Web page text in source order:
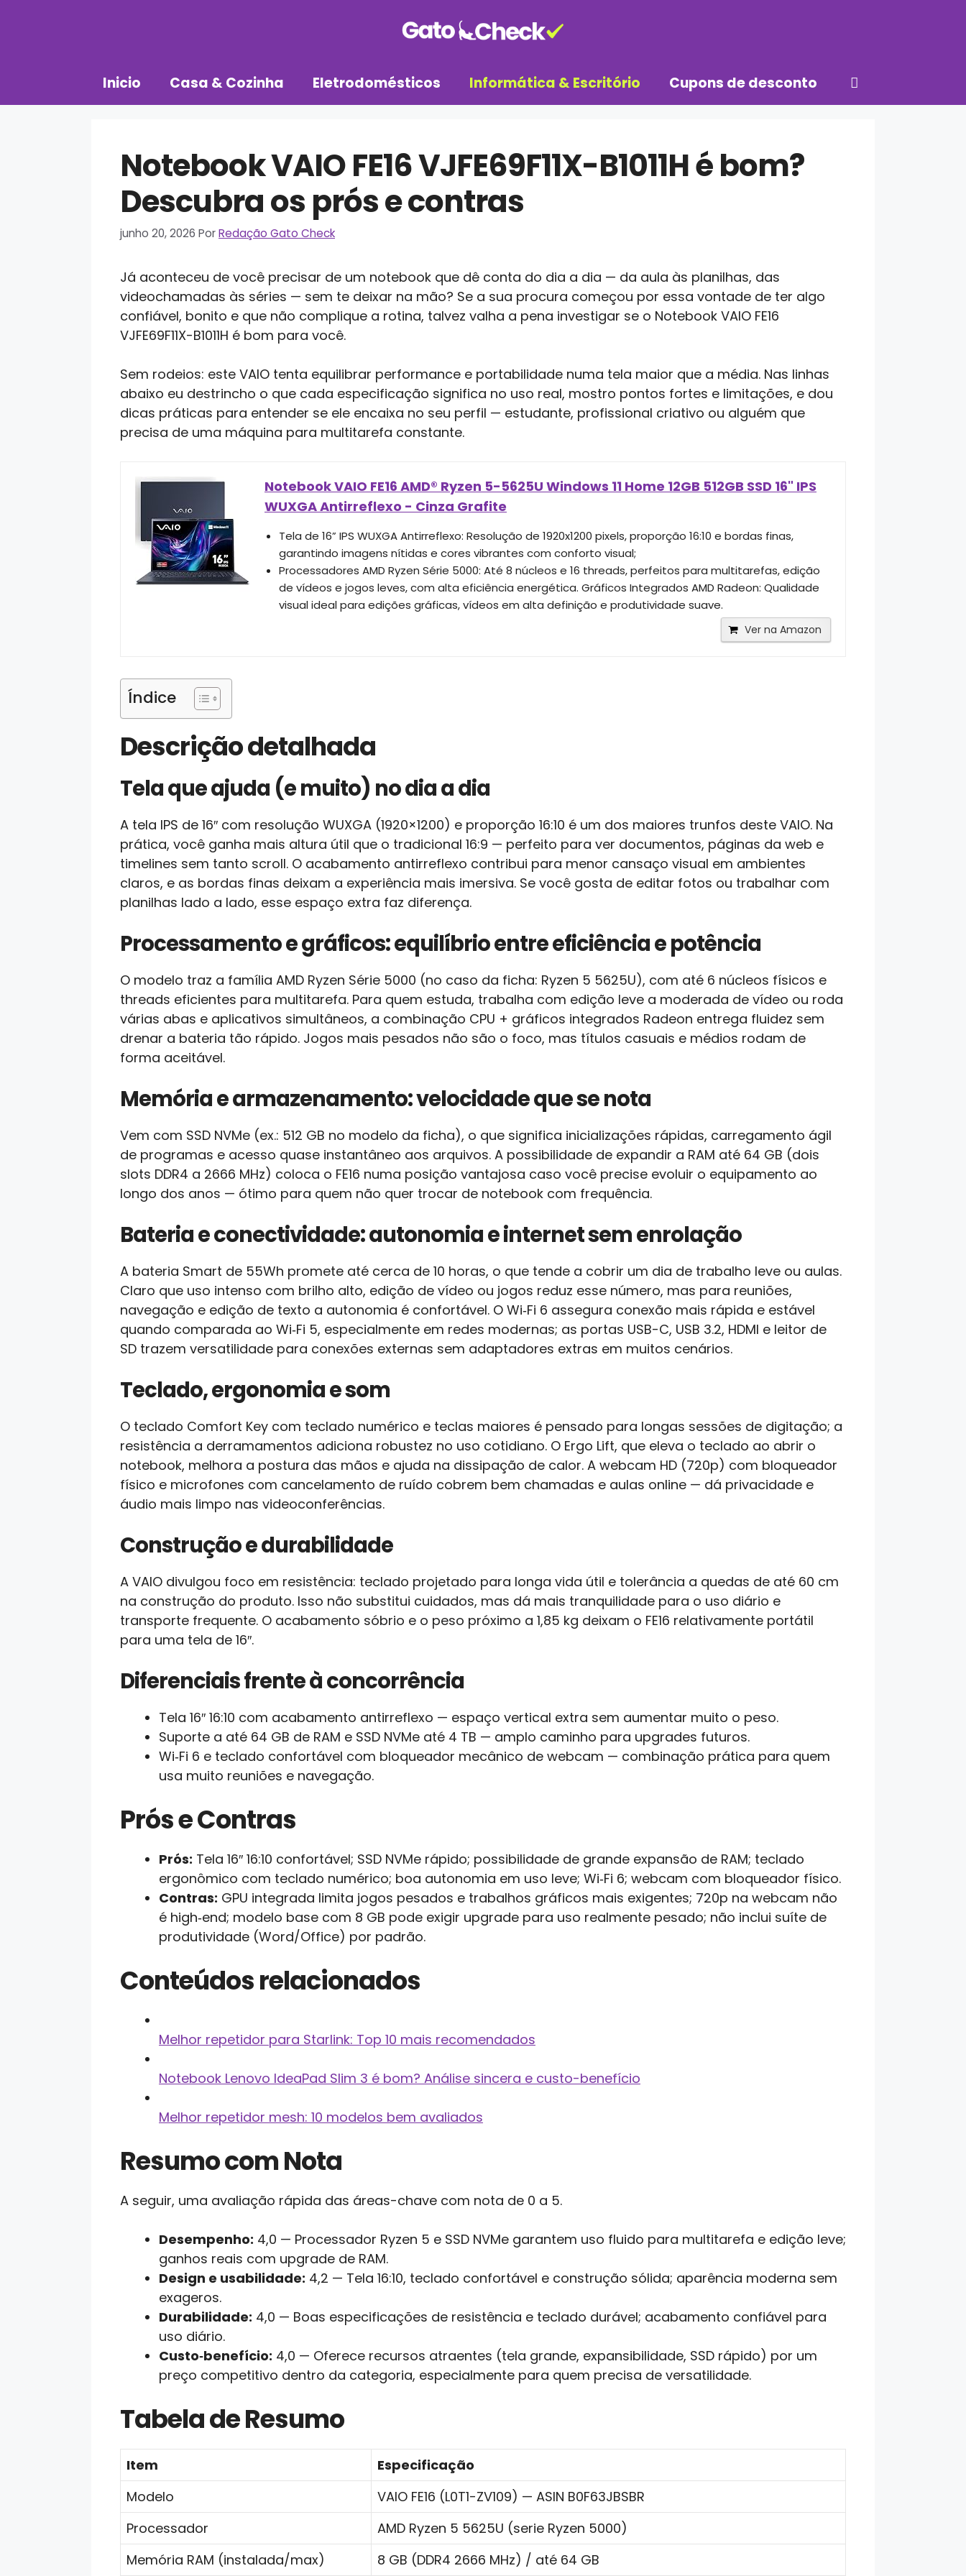
Inicio Casa & Cozinha Eletrodomésticos Informática & Escritório Cupons de desconto
Notebook VAIO FE16 VJFE69F11X-B1011H é bom?
Descubra os prós e contras
junho 20, 2026 PorRedação Gato Check
Já aconteceu de você precisar de um notebook que dê conta do dia a dia — da aula às planilhas, das
videochamadas às séries — sem te deixar na mão? Se a sua procura começou por essa vontade de ter algo
confiável, bonito e que não complique a rotina, talvez valha a pena investigar se o Notebook VAIO FE16
VJFE69F11X-B1011H é bom para você.
Sem rodeios: este VAIO tenta equilibrar performance e portabilidade numa tela maior que a média. Nas linhas
abaixo eu destrincho o que cada especificação significa no uso real, mostro pontos fortes e limitações, e dou
dicas práticas para entender se ele encaixa no seu perfil — estudante, profissional criativo ou alguém que
precisa de uma máquina para multitarefa constante.
Notebook VAIO FE16 AMD® Ryzen 5-5625U Windows 11 Home 12GB 512GB SSD 16" IPS
WUXGA Antirreflexo - Cinza Grafite
Tela de 16” IPS WUXGA Antirreflexo: Resolução de 1920x1200 pixels, proporção 16:10 e bordas finas,
garantindo imagens nítidas e cores vibrantes com conforto visual;
Processadores AMD Ryzen Série 5000: Até 8 núcleos e 16 threads, perfeitos para multitarefas, edição
de vídeos e jogos leves, com alta eficiência energética. Gráficos Integrados AMD Radeon: Qualidade
visual ideal para edições gráficas, vídeos em alta definição e produtividade suave.
Ver na Amazon
Índice
Descrição detalhada
Tela que ajuda (e muito) no dia a dia
A tela IPS de 16″ com resolução WUXGA (1920×1200) e proporção 16:10 é um dos maiores trunfos deste VAIO. Na
prática, você ganha mais altura útil que o tradicional 16:9 — perfeito para ver documentos, páginas da web e
timelines sem tanto scroll. O acabamento antirreflexo contribui para menor cansaço visual em ambientes
claros, e as bordas finas deixam a experiência mais imersiva. Se você gosta de editar fotos ou trabalhar com
planilhas lado a lado, esse espaço extra faz diferença.
Processamento e gráficos: equilíbrio entre eficiência e potência
O modelo traz a família AMD Ryzen Série 5000 (no caso da ficha: Ryzen 5 5625U), com até 6 núcleos físicos e
threads eficientes para multitarefa. Para quem estuda, trabalha com edição leve a moderada de vídeo ou roda
várias abas e aplicativos simultâneos, a combinação CPU + gráficos integrados Radeon entrega fluidez sem
drenar a bateria tão rápido. Jogos mais pesados não são o foco, mas títulos casuais e médios rodam de
forma aceitável.
Memória e armazenamento: velocidade que se nota
Vem com SSD NVMe (ex.: 512 GB no modelo da ficha), o que significa inicializações rápidas, carregamento ágil
de programas e acesso quase instantâneo aos arquivos. A possibilidade de expandir a RAM até 64 GB (dois
slots DDR4 a 2666 MHz) coloca o FE16 numa posição vantajosa caso você precise evoluir o equipamento ao
longo dos anos — ótimo para quem não quer trocar de notebook com frequência.
Bateria e conectividade: autonomia e internet sem enrolação
A bateria Smart de 55Wh promete até cerca de 10 horas, o que tende a cobrir um dia de trabalho leve ou aulas.
Claro que uso intenso com brilho alto, edição de vídeo ou jogos reduz esse número, mas para reuniões,
navegação e edição de texto a autonomia é confortável. O Wi‑Fi 6 assegura conexão mais rápida e estável
quando comparada ao Wi‑Fi 5, especialmente em redes modernas; as portas USB-C, USB 3.2, HDMI e leitor de
SD trazem versatilidade para conexões externas sem adaptadores extras em muitos cenários.
Teclado, ergonomia e som
O teclado Comfort Key com teclado numérico e teclas maiores é pensado para longas sessões de digitação; a
resistência a derramamentos adiciona robustez no uso cotidiano. O Ergo Lift, que eleva o teclado ao abrir o
notebook, melhora a postura das mãos e ajuda na dissipação de calor. A webcam HD (720p) com bloqueador
físico e microfones com cancelamento de ruído cobrem bem chamadas e aulas online — dá privacidade e
áudio mais limpo nas videoconferências.
Construção e durabilidade
A VAIO divulgou foco em resistência: teclado projetado para longa vida útil e tolerância a quedas de até 60 cm
na construção do produto. Isso não substitui cuidados, mas dá mais tranquilidade para o uso diário e
transporte frequente. O acabamento sóbrio e o peso próximo a 1,85 kg deixam o FE16 relativamente portátil
para uma tela de 16″.
Diferenciais frente à concorrência
Tela 16″ 16:10 com acabamento antirreflexo — espaço vertical extra sem aumentar muito o peso.
Suporte a até 64 GB de RAM e SSD NVMe até 4 TB — amplo caminho para upgrades futuros.
Wi‑Fi 6 e teclado confortável com bloqueador mecânico de webcam — combinação prática para quem
usa muito reuniões e navegação.
Prós e Contras
Prós: Tela 16″ 16:10 confortável; SSD NVMe rápido; possibilidade de grande expansão de RAM; teclado
ergonômico com teclado numérico; boa autonomia em uso leve; Wi‑Fi 6; webcam com bloqueador físico.
Contras: GPU integrada limita jogos pesados e trabalhos gráficos mais exigentes; 720p na webcam não
é high‑end; modelo base com 8 GB pode exigir upgrade para uso realmente pesado; não inclui suíte de
produtividade (Word/Office) por padrão.
Conteúdos relacionados
Melhor repetidor para Starlink: Top 10 mais recomendados
Notebook Lenovo IdeaPad Slim 3 é bom? Análise sincera e custo-benefício
Melhor repetidor mesh: 10 modelos bem avaliados
Resumo com Nota
A seguir, uma avaliação rápida das áreas-chave com nota de 0 a 5.
Desempenho: 4,0 — Processador Ryzen 5 e SSD NVMe garantem uso fluido para multitarefa e edição leve;
ganhos reais com upgrade de RAM.
Design e usabilidade: 4,2 — Tela 16:10, teclado confortável e construção sólida; aparência moderna sem
exageros.
Durabilidade: 4,0 — Boas especificações de resistência e teclado durável; acabamento confiável para
uso diário.
Custo‑benefício: 4,0 — Oferece recursos atraentes (tela grande, expansibilidade, SSD rápido) por um
preço competitivo dentro da categoria, especialmente para quem precisa de versatilidade.
Tabela de Resumo
Item
Especificação
Modelo
VAIO FE16 (L0T1-ZV109) — ASIN B0F63JBSBR
Processador
AMD Ryzen 5 5625U (serie Ryzen 5000)
Memória RAM (instalada/max)
8 GB (DDR4 2666 MHz) / até 64 GB